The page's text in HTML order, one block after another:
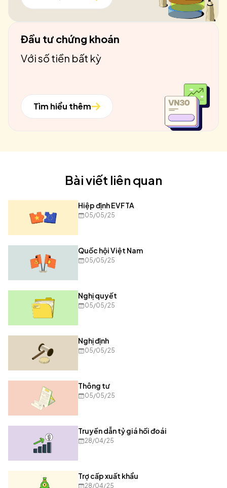
Đầu tư chứng khoán
Với số tiền bất kỳ
Tìm hiểu thêm
Bài viết liên quan
Hiệp định EVFTA
05/05/25
Quốc hội Việt Nam
05/05/25
Nghị quyết
05/05/25
Nghị định
05/05/25
Thông tư
05/05/25
Truyền dẫn tỷ giá hối đoái
28/04/25
Trợ cấp xuất khẩu
28/04/25